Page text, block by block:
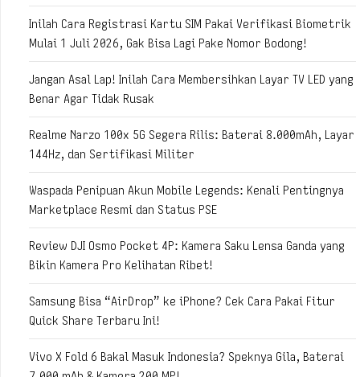
Inilah Cara Registrasi Kartu SIM Pakai Verifikasi Biometrik
Mulai 1 Juli 2026, Gak Bisa Lagi Pake Nomor Bodong!
Jangan Asal Lap! Inilah Cara Membersihkan Layar TV LED yang
Benar Agar Tidak Rusak
Realme Narzo 100x 5G Segera Rilis: Baterai 8.000mAh, Layar
144Hz, dan Sertifikasi Militer
Waspada Penipuan Akun Mobile Legends: Kenali Pentingnya
Marketplace Resmi dan Status PSE
Review DJI Osmo Pocket 4P: Kamera Saku Lensa Ganda yang
Bikin Kamera Pro Kelihatan Ribet!
Samsung Bisa “AirDrop” ke iPhone? Cek Cara Pakai Fitur
Quick Share Terbaru Ini!
Vivo X Fold 6 Bakal Masuk Indonesia? Speknya Gila, Baterai